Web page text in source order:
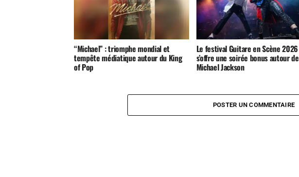
“Michael” : triomphe mondial et
tempête médiatique autour du King
of Pop
Le festival Guitare en Scène 2026
s’offre une soirée bonus autour de
Michael Jackson
POSTER UN COMMENTAIRE